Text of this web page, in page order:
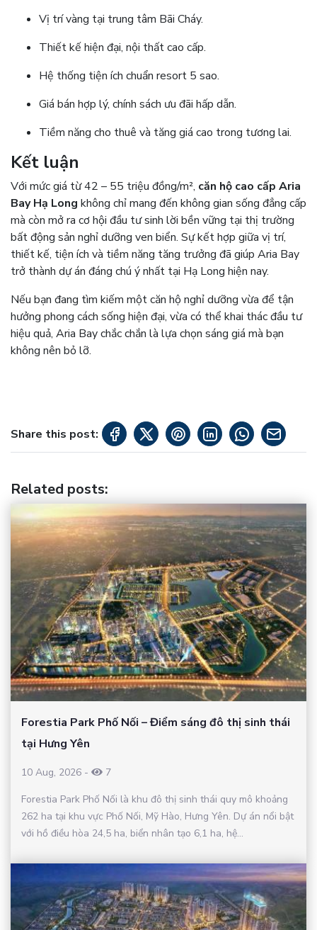
Vị trí vàng tại trung tâm Bãi Cháy.
Thiết kế hiện đại, nội thất cao cấp.
Hệ thống tiện ích chuẩn resort 5 sao.
Giá bán hợp lý, chính sách ưu đãi hấp dẫn.
Tiềm năng cho thuê và tăng giá cao trong tương lai.
Kết luận
Với mức giá từ 42 – 55 triệu đồng/m², căn hộ cao cấp Aria
Bay Hạ Long không chỉ mang đến không gian sống đẳng cấp
mà còn mở ra cơ hội đầu tư sinh lời bền vững tại thị trường
bất động sản nghỉ dưỡng ven biển. Sự kết hợp giữa vị trí,
thiết kế, tiện ích và tiềm năng tăng trưởng đã giúp Aria Bay
trở thành dự án đáng chú ý nhất tại Hạ Long hiện nay.
Nếu bạn đang tìm kiếm một căn hộ nghỉ dưỡng vừa để tận
hưởng phong cách sống hiện đại, vừa có thể khai thác đầu tư
hiệu quả, Aria Bay chắc chắn là lựa chọn sáng giá mà bạn
không nên bỏ lỡ.
Share this post:
Related posts:
Forestia Park Phố Nối – Điểm sáng đô thị sinh thái
tại Hưng Yên
10 Aug, 2026 -
7
Forestia Park Phố Nối là khu đô thị sinh thái quy mô khoảng
262 ha tại khu vực Phố Nối, Mỹ Hào, Hưng Yên. Dự án nổi bật
với hồ điều hòa 24,5 ha, biển nhân tạo 6,1 ha, hệ...